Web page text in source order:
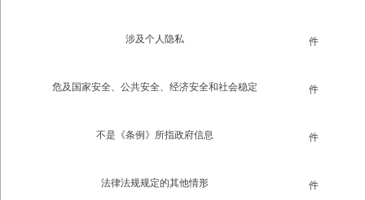
涉及个人隐私 件
危及国家安全、公共安全、经济安全和社会稳定 件
不是《条例》所指政府信息 件
法律法规规定的其他情形 件